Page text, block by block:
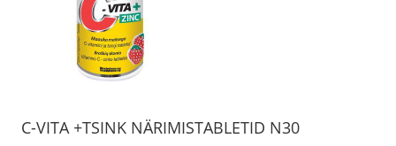
C-VITA +TSINK NÄRIMISTABLETID N30